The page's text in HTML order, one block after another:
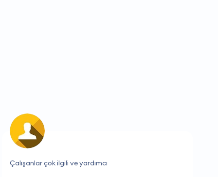
Kaliteli hizmetleri için teşekkür ederim.